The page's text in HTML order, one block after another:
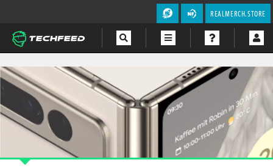
REALMERCH.STORE
Magazín
Videa
Soutěže